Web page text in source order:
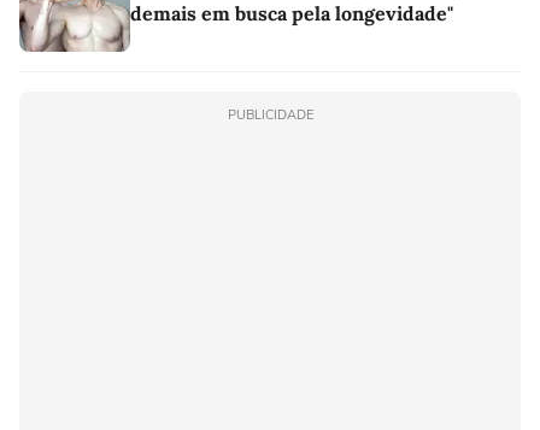
demais em busca pela longevidade"
PUBLICIDADE